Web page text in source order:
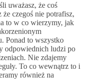
uważasz, że coś
czegoś nie potrafisz,
to w co wierzymy, jak
Ponad to wszystko
odpowiednich ludzi po
Nie zdajemy
To co wewnątrz to i
również na